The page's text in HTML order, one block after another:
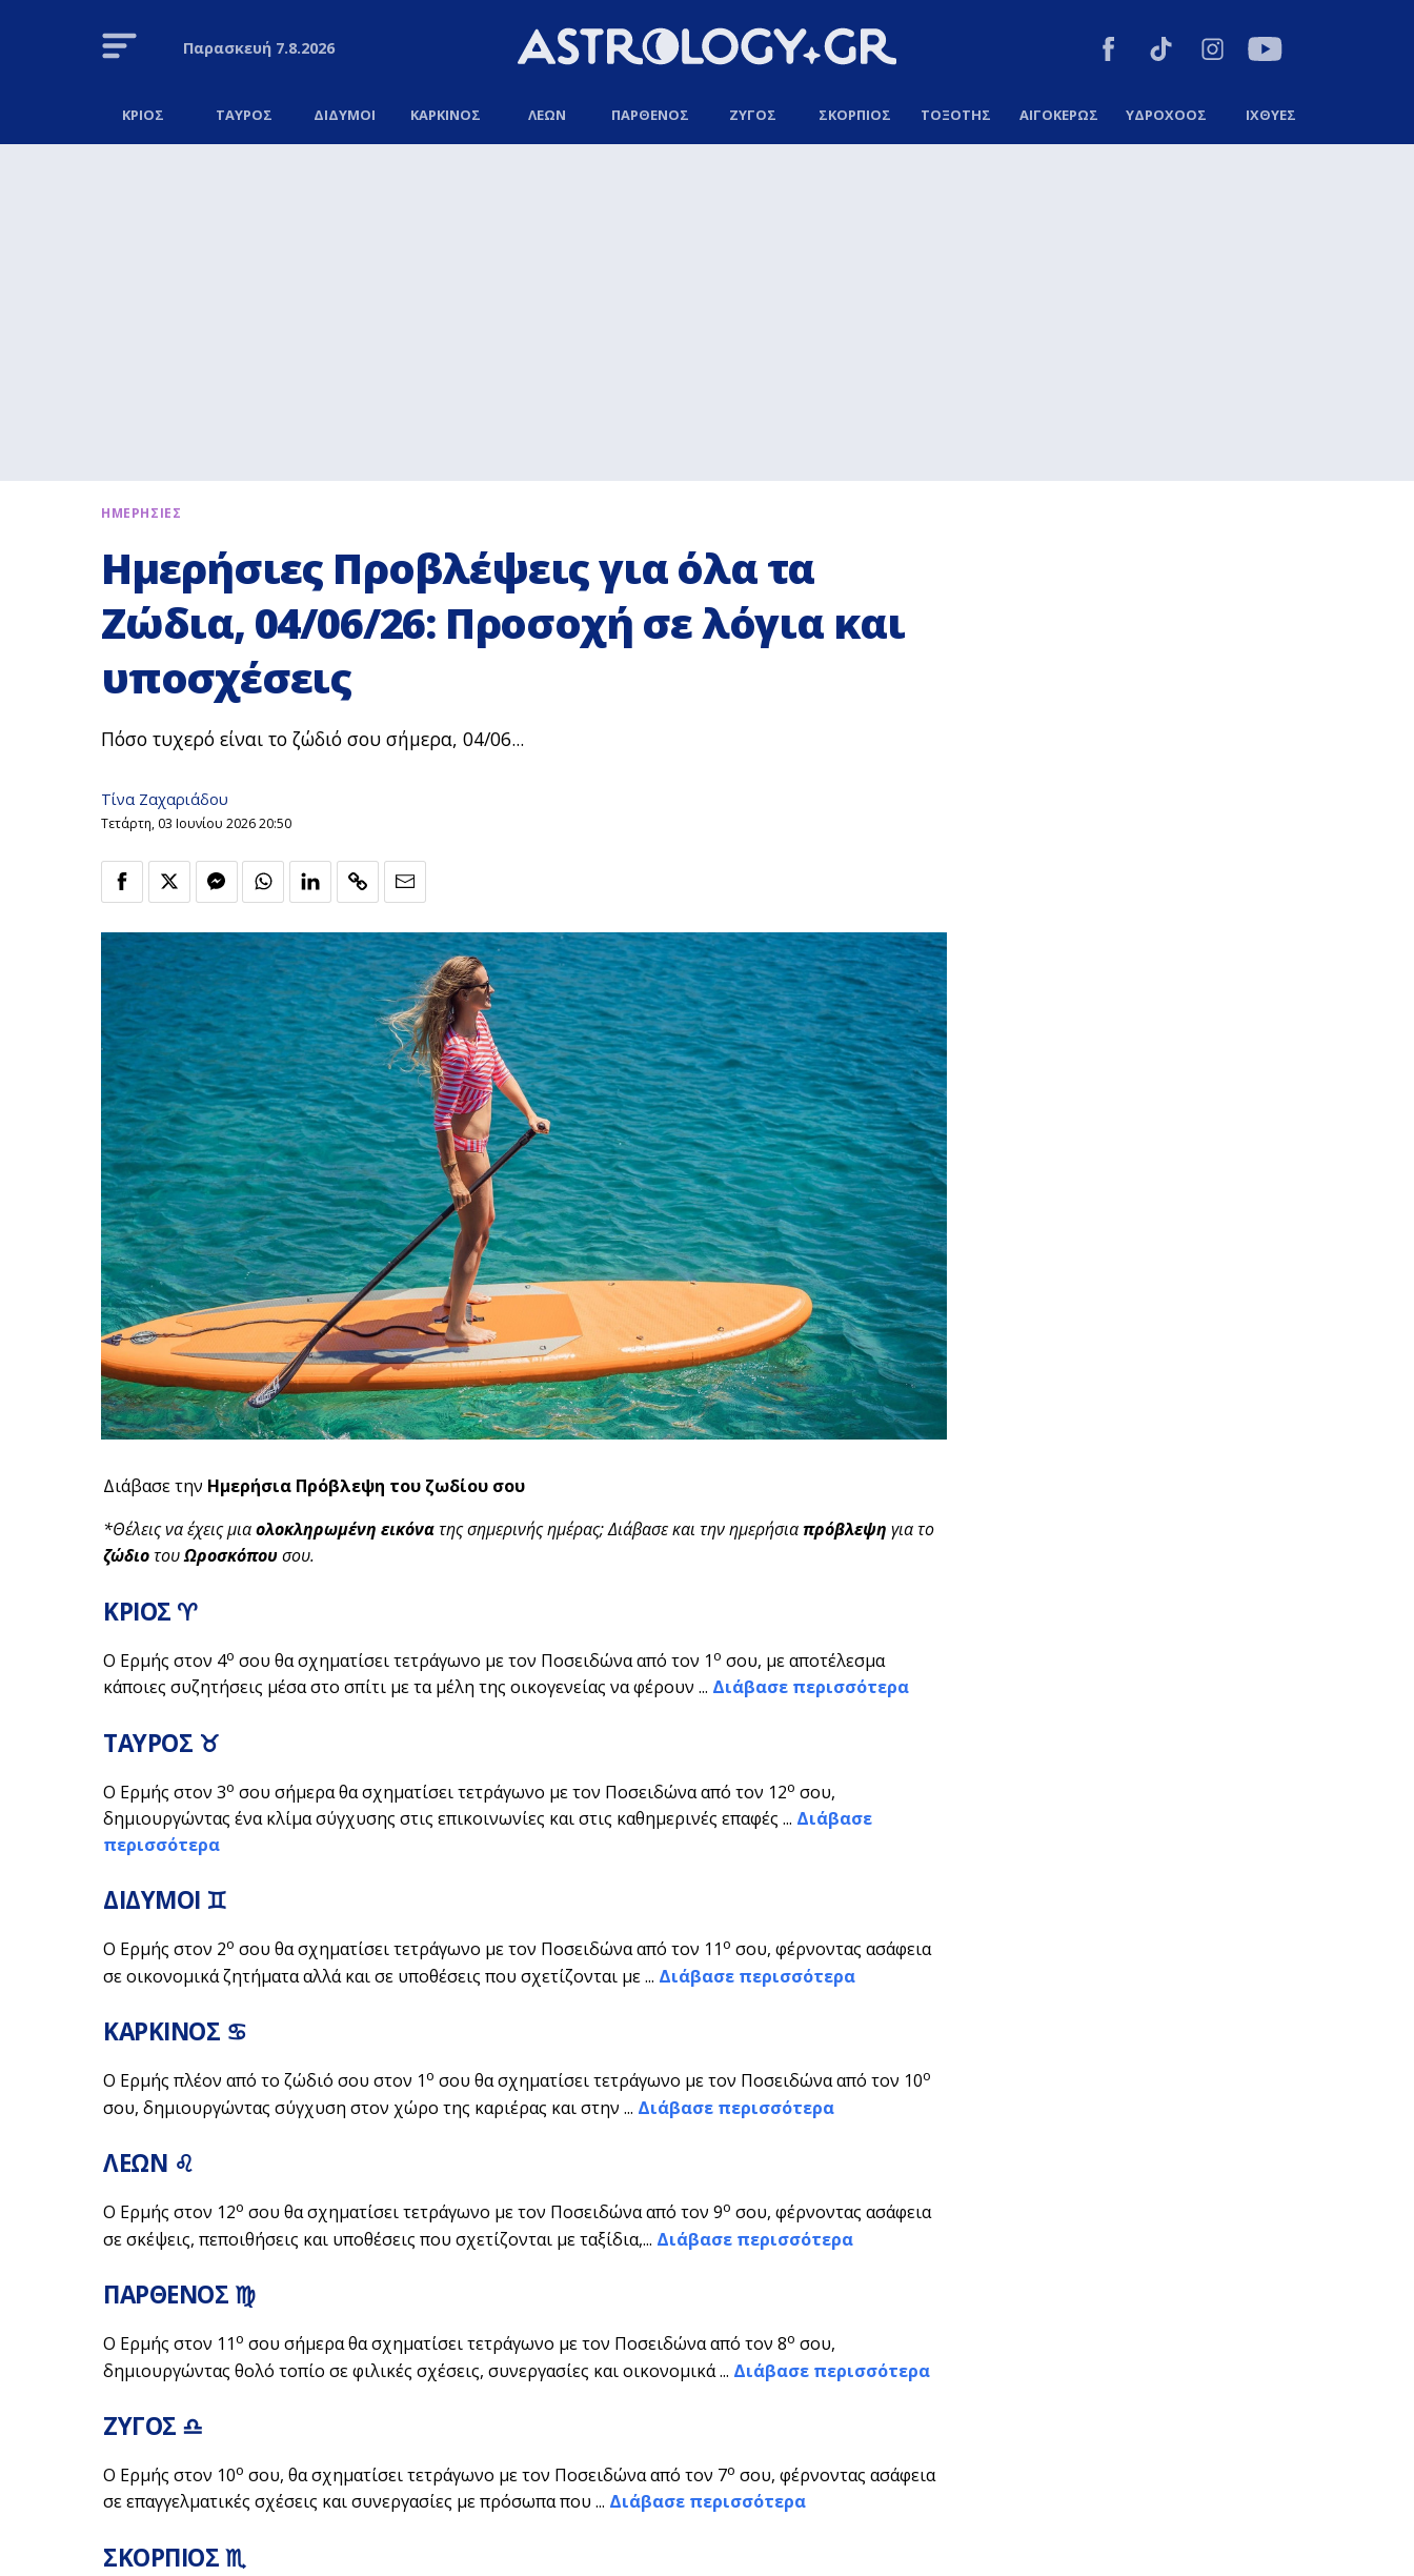
Παρασκευή7.8.2026
ΚΡΙΟΣ ΤΑΥΡΟΣ ΔΙΔΥΜΟΙ ΚΑΡΚΙΝΟΣ ΛΕΩΝ ΠΑΡΘΕΝΟΣ ΖΥΓΟΣ ΣΚΟΡΠΙΟΣ ΤΟΞΟΤΗΣ ΑΙΓΟΚΕΡΩΣ ΥΔΡΟΧΟΟΣ ΙΧΘΥΕΣ
ΗΜΕΡΗΣΙΕΣ
Ημερήσιες Προβλέψεις για όλα τα
Ζώδια, 04/06/26: Προσοχή σε λόγια και
υποσχέσεις
Πόσο τυχερό είναι το ζώδιό σου σήμερα, 04/06...
Τίνα Ζαχαριάδου
Τετάρτη, 03 Ιουνίου 2026 20:50
Διάβασε την Ημερήσια Πρόβλεψη του ζωδίου σου
*Θέλεις να έχεις μιαολοκληρωμένη εικόνατης σημερινής ημέρας; Διάβασε και την ημερήσιαπρόβλεψη για το
ζώδιοτουΩροσκόπουσου.
ΚΡΙΟΣ ♈
Ο Ερμής στον 4ο σου θα σχηματίσει τετράγωνο με τον Ποσειδώνα από τον 1ο σου, με αποτέλεσμα
κάποιες συζητήσεις μέσα στο σπίτι με τα μέλη της οικογενείας να φέρουν ... Διάβασε περισσότερα
ΤΑΥΡΟΣ ♉
Ο Ερμής στον 3ο σου σήμερα θα σχηματίσει τετράγωνο με τον Ποσειδώνα από τον 12ο σου,
δημιουργώντας ένα κλίμα σύγχυσης στις επικοινωνίες και στις καθημερινές επαφές ... Διάβασε
περισσότερα
ΔΙΔΥΜΟΙ ♊
Ο Ερμής στον 2ο σου θα σχηματίσει τετράγωνο με τον Ποσειδώνα από τον 11ο σου, φέρνοντας ασάφεια
σε οικονομικά ζητήματα αλλά και σε υποθέσεις που σχετίζονται με ... Διάβασε περισσότερα
ΚΑΡΚΙΝΟΣ ♋
Ο Ερμής πλέον από το ζώδιό σου στον 1ο σου θα σχηματίσει τετράγωνο με τον Ποσειδώνα από τον 10ο
σου, δημιουργώντας σύγχυση στον χώρο της καριέρας και στην ... Διάβασε περισσότερα
ΛΕΩΝ ♌
Ο Ερμής στον 12ο σου θα σχηματίσει τετράγωνο με τον Ποσειδώνα από τον 9ο σου, φέρνοντας ασάφεια
σε σκέψεις, πεποιθήσεις και υποθέσεις που σχετίζονται με ταξίδια,... Διάβασε περισσότερα
ΠΑΡΘΕΝΟΣ ♍
Ο Ερμής στον 11ο σου σήμερα θα σχηματίσει τετράγωνο με τον Ποσειδώνα από τον 8ο σου,
δημιουργώντας θολό τοπίο σε φιλικές σχέσεις, συνεργασίες και οικονομικά ... Διάβασε περισσότερα
ΖΥΓΟΣ ♎
Ο Ερμής στον 10ο σου, θα σχηματίσει τετράγωνο με τον Ποσειδώνα από τον 7ο σου, φέρνοντας ασάφεια
σε επαγγελματικές σχέσεις και συνεργασίες με πρόσωπα που ... Διάβασε περισσότερα
ΣΚΟΡΠΙΟΣ ♏